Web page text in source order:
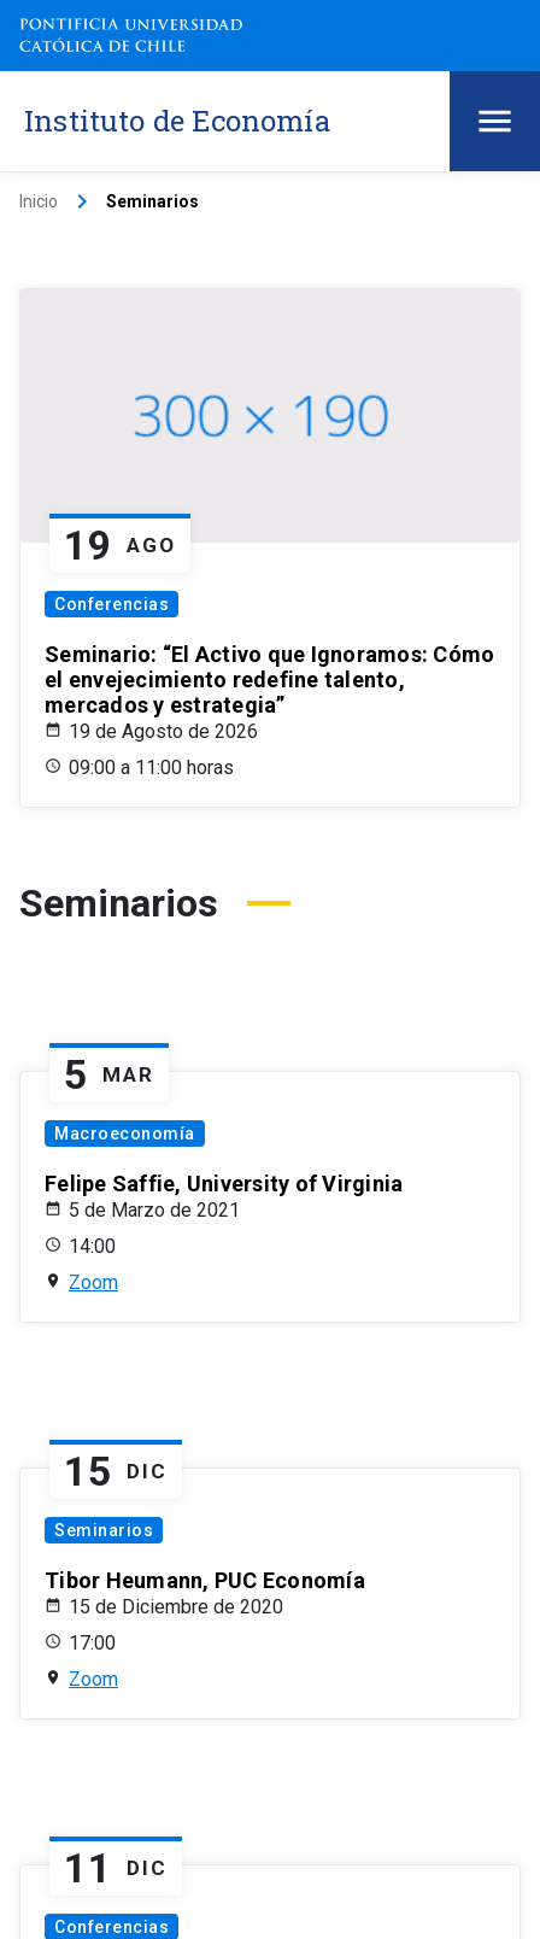
Instituto de Economía
Inicio keyboard_arrow_right Seminarios
19 AGO
Conferencias
Seminario: “El Activo que Ignoramos: Cómo
el envejecimiento redefine talento,
mercados y estrategia”
19 de Agosto de 2026
09:00 a 11:00 horas
Seminarios
5 MAR
Macroeconomía
Felipe Saffie, University of Virginia
5 de Marzo de 2021
14:00
Zoom
15 DIC
Seminarios
Tibor Heumann, PUC Economía
15 de Diciembre de 2020
17:00
Zoom
11 DIC
Conferencias